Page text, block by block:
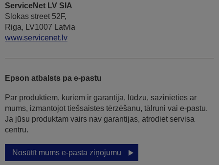
ServiceNet LV SIA
Slokas street 52F,
Riga, LV1007 Latvia
www.servicenet.lv
Epson atbalsts pa e-pastu
Par produktiem, kuriem ir garantija, lūdzu, sazinieties ar
mums, izmantojot tiešsaistes tērzēšanu, tālruni vai e-pastu.
Ja jūsu produktam vairs nav garantijas, atrodiet servisa
centru.
Nosūtīt mums e-pasta ziņojumu